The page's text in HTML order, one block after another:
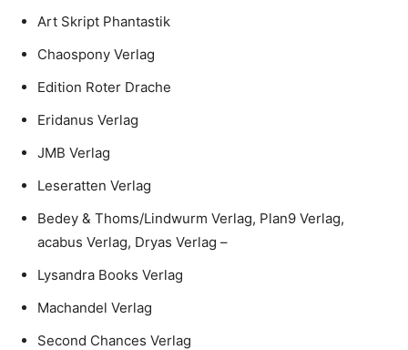
Art Skript Phantastik
Chaospony Verlag
Edition Roter Drache
Eridanus Verlag
JMB Verlag
Leseratten Verlag
Bedey & Thoms/Lindwurm Verlag, Plan9 Verlag,
acabus Verlag, Dryas Verlag –
Lysandra Books Verlag
Machandel Verlag
Second Chances Verlag